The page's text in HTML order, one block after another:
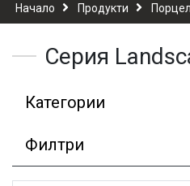
Начало Продукти
Серия
Категории
Филтри